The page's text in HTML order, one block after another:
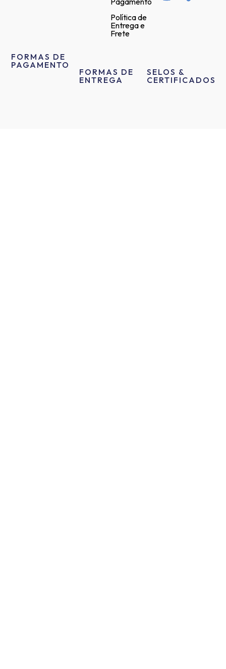
Política de
Entrega e
Frete
FORMAS DE
PAGAMENTO
FORMAS DE
ENTREGA
SELOS &
CERTIFICADOS